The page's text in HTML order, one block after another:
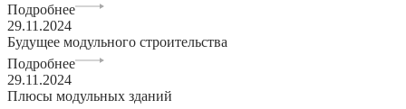
Подробнее
29.11.2024
Будущее модульного строительства
Подробнее
29.11.2024
Плюсы модульных зданий